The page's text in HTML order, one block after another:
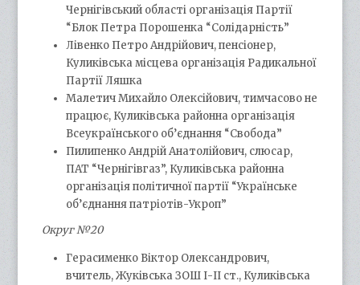
Чернігівський області організація Партії
“Блок Петра Порошенка “Солідарність”
Лівенко Петро Андрійович, пенсіонер,
Куликівська місцева організація Радикальної
Партії Ляшка
Малетич Михайло Олексійович, тимчасово не
працює, Куликівська районна організація
Всеукраїнського об’єднання “Свобода”
Пилипенко Андрій Анатолійович, слюсар,
ПАТ “Чернігівгаз”, Куликівська районна
організація політичної партії “Українське
об’єднання патріотів-Укроп”
Округ №20
Герасименко Віктор Олександрович,
вчитель, Жуківська ЗОШ І-ІІ ст., Куликівська